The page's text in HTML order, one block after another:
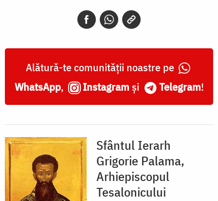
Alătură-te comunității noastre pe
WhatsApp, Instagram și Telegram!
Sfântul Ierarh
Grigorie Palama,
Arhiepiscopul
Tesalonicului